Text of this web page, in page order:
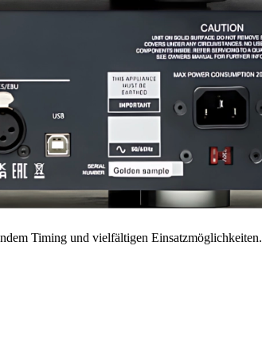
Timing und vielfältigen Einsatzmöglichkeiten.